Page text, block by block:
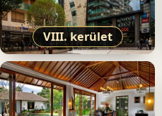
VIII. kerület